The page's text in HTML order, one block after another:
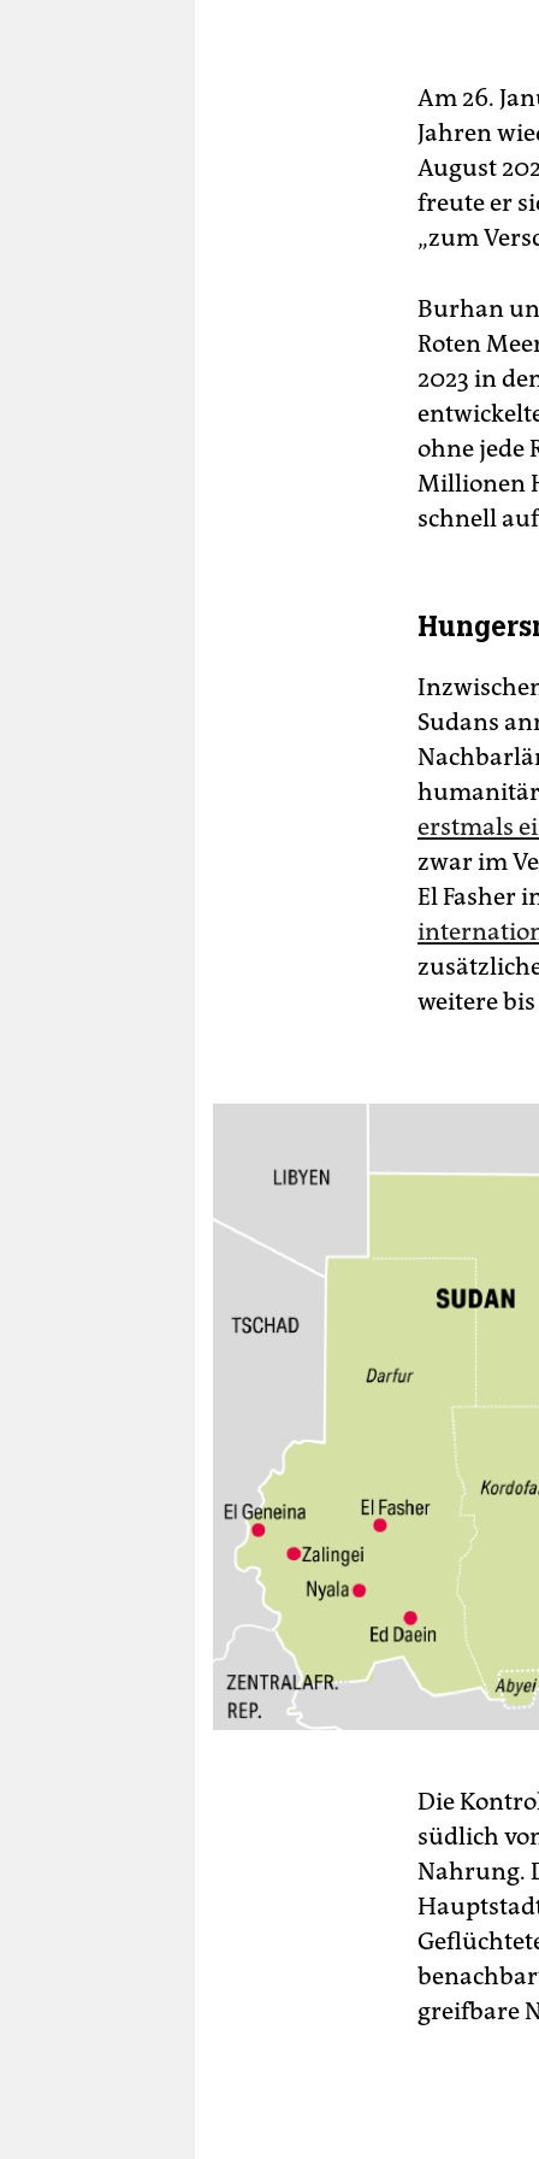
Am 26.
Jahren
August
freute er
„zum
Burhan
Roten
2023 in
ohne jede
Millionen
schnell
Sudans
erstmals
zwar im
El Fasher
weitere
Die
südlich
Nahrung.
greifbare